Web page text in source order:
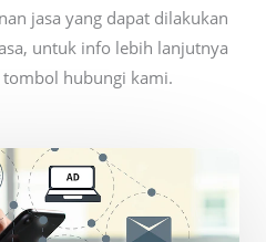
jasa yang dapat dilakukan
untuk info lebih lanjutnya
hubungi kami.